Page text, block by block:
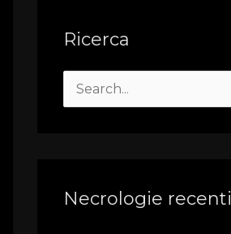
Ricerca
c
Necrologie recenti